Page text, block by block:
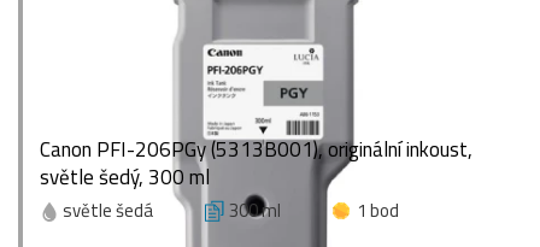
Canon PFI-206PGy (5313B001), originální inkoust,
světle šedý, 300 ml
světle šedá 300 ml
1 bod